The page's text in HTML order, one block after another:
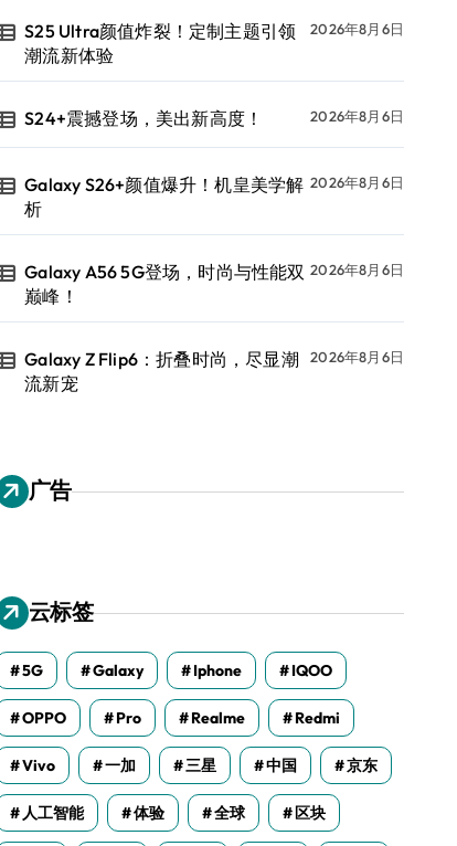
S25 Ultra颜值炸裂！定制主题引领
潮流新体验
2026年8月6日
S24+震撼登场，美出新高度！ 2026年8月6日
Galaxy S26+颜值爆升！机皇美学解
析
2026年8月6日
Galaxy A56 5G登场，时尚与性能双
巅峰！
2026年8月6日
Galaxy Z Flip6：折叠时尚，尽显潮
流新宠
2026年8月6日
广告
云标签
5G Galaxy Iphone IQOO
OPPO Pro Realme Redmi
Vivo 一加 三星 中国 京东
人工智能 体验 全球 区块